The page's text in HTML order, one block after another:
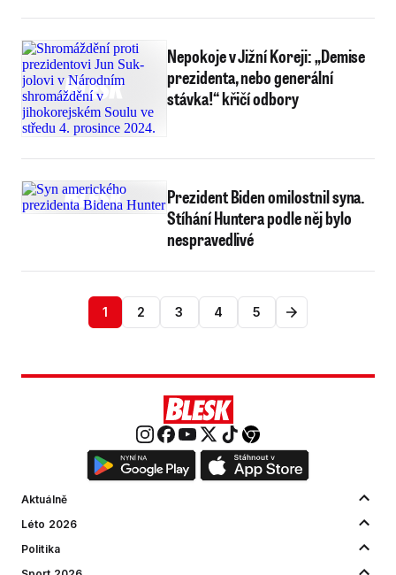
Nepokoje v Jižní Koreji: „Demise
prezidenta, nebo generální
stávka!“ křičí odbory
Prezident Biden omilostnil syna.
Stíhání Huntera podle něj bylo
nespravedlivé
1 2 3 4 5
Aktuálně
Léto 2026
Politika